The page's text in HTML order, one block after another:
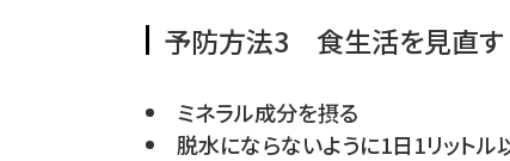
予防方法3 食生活を見直す
ミネラル成分を摂る
脱水にならないように1日1リット